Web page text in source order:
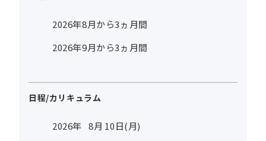
2026年8月から3ヵ月間
2026年9月から3ヵ月間
日程/カリキュラム
2026年 8月 10日(月)